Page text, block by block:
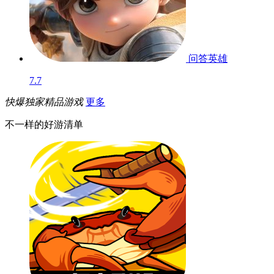
问答英雄
7.7
快爆独家精品游戏 更多
不一样的好游清单